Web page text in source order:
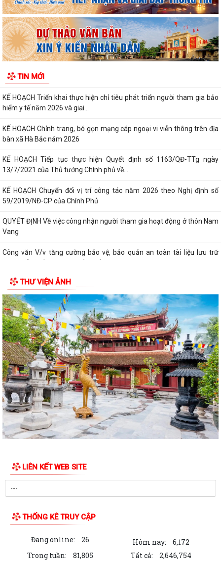
TIN MỚI
Hội phụ nữ xã Hà Bắc tổ chức trao quà của tổ chức GNI Hàn Quốc cho
hội viên phụ nữ trên địa bàn
Ban chỉ huy quân sự xã Hà Bắc tiếp nhận đơn xung phong tình nguyện
nhập ngũ năm 2027 của 4 công dân
tượng 4 năm 2026.
KẾ HOẠCH Triển khai thực hiện chỉ tiêu phát triển người tham gia bảo
hiểm y tế năm 2026 và giai...
KẾ HOẠCH Chỉnh trang, bó gọn mạng cáp ngoại vi viễn thông trên địa
bàn xã Hà Bắc năm 2026
KẾ HOẠCH Tiếp tục thực hiện Quyết định số 1163/QĐ-TTg ngày
13/7/2021 của Thủ tướng Chính phủ về...
KẾ HOẠCH Chuyển đổi vị trí công tác năm 2026 theo Nghị định số
59/2019/NĐ-CP của Chính Phủ
QUYẾT ĐỊNH Về việc công nhận người tham gia hoạt động ở thôn Nam
Vang
Công văn V/v tăng cường bảo vệ, bảo quản an toàn tài liệu lưu trữ
trước diễn biến phức tạp của biến...
KẾ HOẠCH Tăng cường thực thi hiệu quả Công ước về quyền của người
khuyết tật và các khuyến nghị phù...
QUYẾT ĐỊNH Cho thôi giữ chức danh Chủ tịch Hội Người cao tuổi xã Hà
Bắc nhiệm kỳ 2026 - 2031
QUYẾT ĐỊNH Công nhận chức danh Chủ tịch Hội Người cao tuổi xã Hà
Bắc nhiệm kỳ 2026 - 2031
THÔNG BÁO KẾT LUẬN CỦA BAN THƯỜNG VỤ THÀNH ỦY về phương
án, kế hoạch sắp xếp các cơ sở giáo dục mầm...
QUYẾT ĐỊNH Về việc công nhận người tham gia hoạt động ở thôn Cổ
Chẩm 1
QUYẾT ĐỊNH Về việc công nhận người tham gia hoạt động ở thôn Cổ
TỜ TRÌNH Về việc bổ nhiệm và xếp lương đối với viên chức trúng tuyển
kỳ xét thăng hạng chức danh...
Kế hoạch Tổ chức Hội nghị Tổng...
"Bình dân học vụ số"
Hà Bắc: Hiệu quả từ mô hình hỗ trợ gà giống cho người dân trên địa
THƯ VIỆN ẢNH
LIÊN KẾT WEB SITE
THỐNG KÊ TRUY CẬP
Đang online: 26 Hôm nay:
6,172
Trong tuần:
81,805 Tất cả: 2,646,754